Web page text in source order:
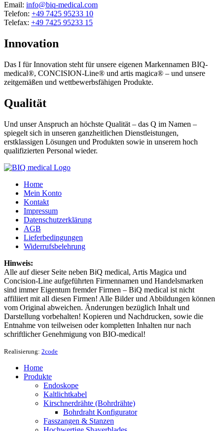
Email: info@biq-medical.com
Telefon: +49 7425 95233 10
Telefax: +49 7425 95233 15
Innovation
Das I für Innovation steht für unsere eigenen Markennamen BIQ-
medical®, CONCISION-Line® und artis magica® – und unsere
zeitgemäßen und wettbewerbsfähigen Produkte.
Qualität
Und unser Anspruch an höchste Qualität – das Q im Namen –
spiegelt sich in unseren ganzheitlichen Dienstleistungen,
erstklassigen Lösungen und Produkten sowie in unserem hoch
qualifizierten Personal wieder.
Home
Mein Konto
Kontakt
Impressum
Datenschutzerklärung
AGB
Lieferbedingungen
Widerrufsbelehrung
Hinweis:
Alle auf dieser Seite neben BiQ medical, Artis Magica und
Concision-Line aufgeführten Firmennamen und Handelsmarken
sind immer Eigentum fremder Firmen – BiQ medical ist nicht
affiliiert mit all diesen Firmen! Alle Bilder und Abbildungen können
vom Original abweichen. Änderungen bezüglich Inhalt und
Darstellung vorbehalten! Kopieren und Nachdrucken, sowie die
Entnahme von teilweisen oder kompletten Inhalten nur nach
schriftlicher Genehmigung von BIO-medical!
Realisierung: 2code
Home
Produkte
Endoskope
Kaltlichtkabel
Kirschnerdrähte (Bohrdrähte)
Bohrdraht Konfigurator
Fasszangen & Stanzen